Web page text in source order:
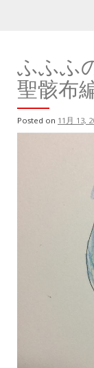
ふふふ
聖骸布
Posted on 11月 13,